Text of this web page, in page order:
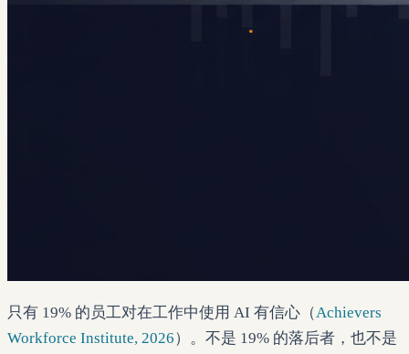
只有 19% 的员工对在工作中使用 AI 有信心（Achievers
Workforce Institute, 2026）。不是 19% 的落后者，也不是